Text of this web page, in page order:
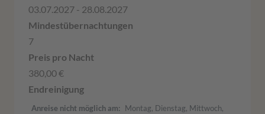
03.07.2027 - 28.08.2027
7
380,00 €
Anreise nicht möglich am
Montag, Dienstag, Mittwoch,